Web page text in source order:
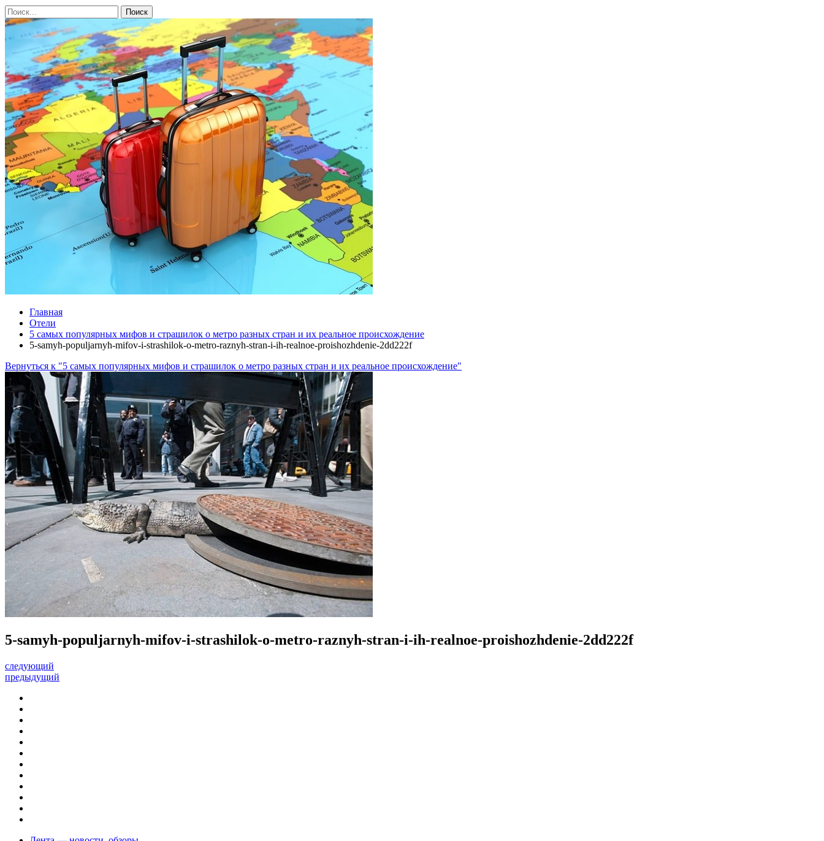
Главная
Отели
5 самых популярных мифов и страшилок о метро разных стран и их реальное происхождение
5-samyh-populjarnyh-mifov-i-strashilok-o-metro-raznyh-stran-i-ih-realnoe-proishozhdenie-2dd222f
Вернуться к "5 самых популярных мифов и страшилок о метро разных стран и их реальное происхождение"
5-samyh-populjarnyh-mifov-i-strashilok-o-metro-raznyh-stran-i-ih-realnoe-proishozhdenie-2dd222f
следующий
предыдущий